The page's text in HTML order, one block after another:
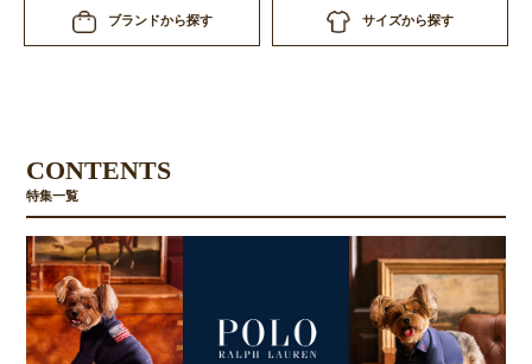
ブランドから探す サイズから探す
CONTENTS
特集一覧